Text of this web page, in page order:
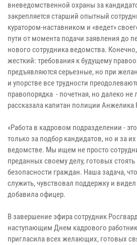
вневедомственной охраны за
закрепляется старший опытный
куратором-наставником и «ведет»
пути от момента подачи заявления до
нового сотрудника ведомства.
жесткий: требования к будущему
предъявляются серьезные, но при
и упорстве все трудности
правопорядка - почетная, но далеко не
рассказала капитан полиции
«Работа в кадровом подразделении -
только за подбор кандидатов, но и за
ведомстве. Мы ищем не просто
преданных своему делу, готовых
безопасности граждан. Наша задача,
служить, чувствовал поддержку и
добавила офицер.
В завершение эфира сотрудник
наступающим Днем кадрового
пригласила всех желающих, готовых